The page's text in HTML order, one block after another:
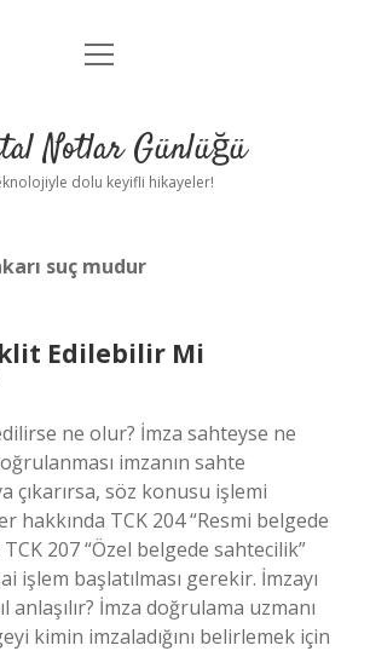
Anasayfa
Yasal Uyarı
menüyü
Notlar Günlüğü
dolu keyifli hikayeler!
suç mudur
Edilebilir Mi
ne olur? İmza sahteyse ne
imzanın sahte
çıkarırsa, söz konusu işlemi
hakkında TCK 204 “Resmi belgede
207 “Özel belgede sahtecilik”
işlem başlatılması gerekir. İmzayı
anlaşılır? İmza doğrulama uzmanı
kimin imzaladığını belirlemek için